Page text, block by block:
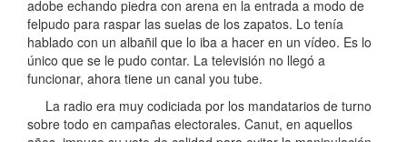
adobe echando piedra con arena en la entrada a modo de
felpudo para raspar las suelas de los zapatos. Lo tenía
hablado con un albañil que lo iba a hacer en un vídeo. Es lo
único que se le pudo contar. La televisión no llegó a
funcionar, ahora tiene un canal you tube.
La radio era muy codiciada por los mandatarios de turno
sobre todo en campañas electorales. Canut, en aquellos